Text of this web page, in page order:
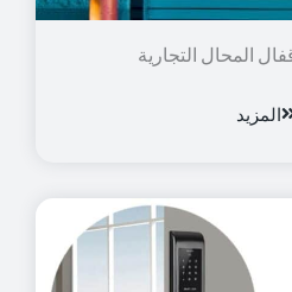
المحال التجارية
المزيد